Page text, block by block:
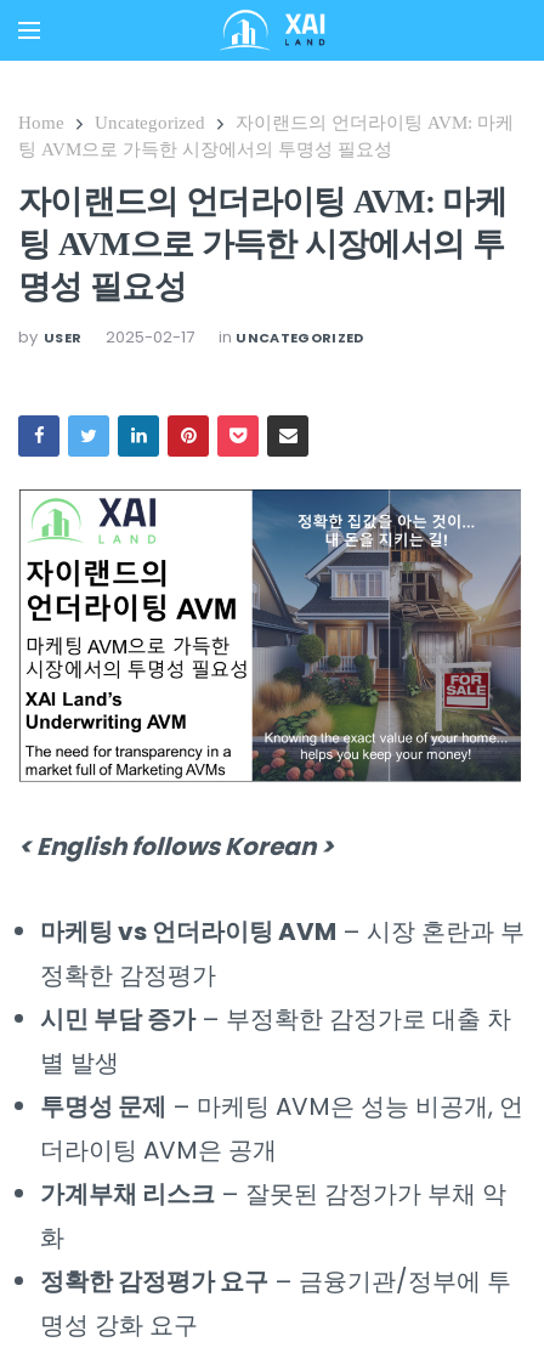
Home Uncategorized
자이랜드의 언더라이팅 AVM: 마케
팅 AVM으로 가득한 시장에서의 투명성 필요성
자이랜드의 언더라이팅 AVM: 마케
팅 AVM으로 가득한 시장에서의 투
명성 필요성
by USER 2025-02-17 in UNCATEGORIZED
< English follows Korean >
마케팅 vs 언더라이팅 AVM – 시장 혼란과 부
정확한 감정평가
시민 부담 증가– 부정확한 감정가로 대출 차
별 발생
투명성 문제 – 마케팅 AVM은 성능 비공개, 언
더라이팅 AVM은 공개
가계부채 리스크 – 잘못된 감정가가 부채 악
화
정확한 감정평가 요구 – 금융기관/정부에 투
명성 강화 요구